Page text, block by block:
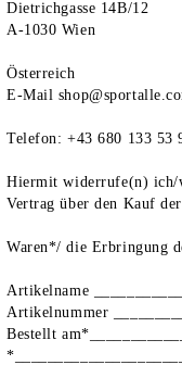
Dietrichgasse 14B/12
A-1030 Wien
Österreich
E-Mail
Telefon: +43 680 133 53
Hiermit widerrufe(n) ich/
Vertrag über den Kauf
Waren*/ die Erbringung
Artikelname
Artikelnummer
Bestellt